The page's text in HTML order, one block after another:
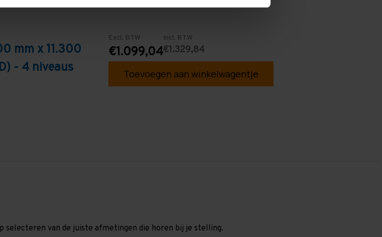
mm x 11.300
- 4 niveaus
Excl. BTW
€1.099,04
Incl. BTW
€1.329,84
Toevoegen aan winkelwagentje
selecteren van de juiste afmetingen die horen bij je stelling.